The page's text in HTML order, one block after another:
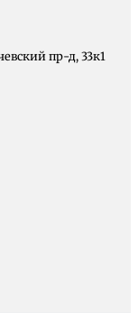
пр-д, 33к1